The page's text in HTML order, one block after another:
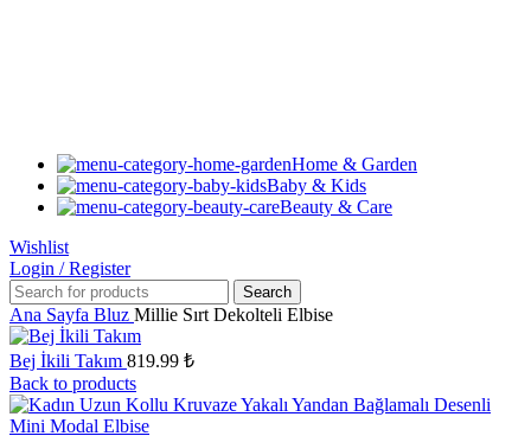
Home & Garden
Baby & Kids
Beauty & Care
Wishlist
Login / Register
Search
Ana Sayfa Bluz Millie Sırt Dekolteli Elbise
Bej İkili Takım 819.99 ₺
Back to products